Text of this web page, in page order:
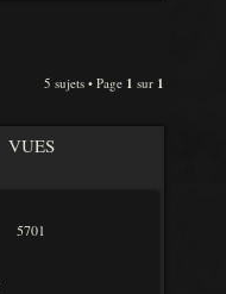
5 sujets • Page 1 sur 1
VUES
5701